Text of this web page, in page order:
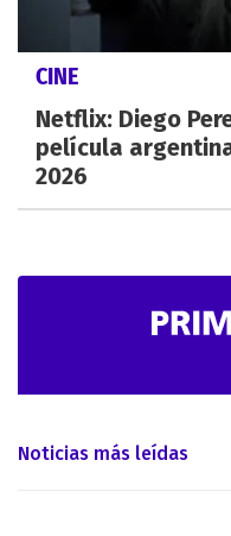
CINE
Netflix: Diego
película
2026
Noticias más leídas